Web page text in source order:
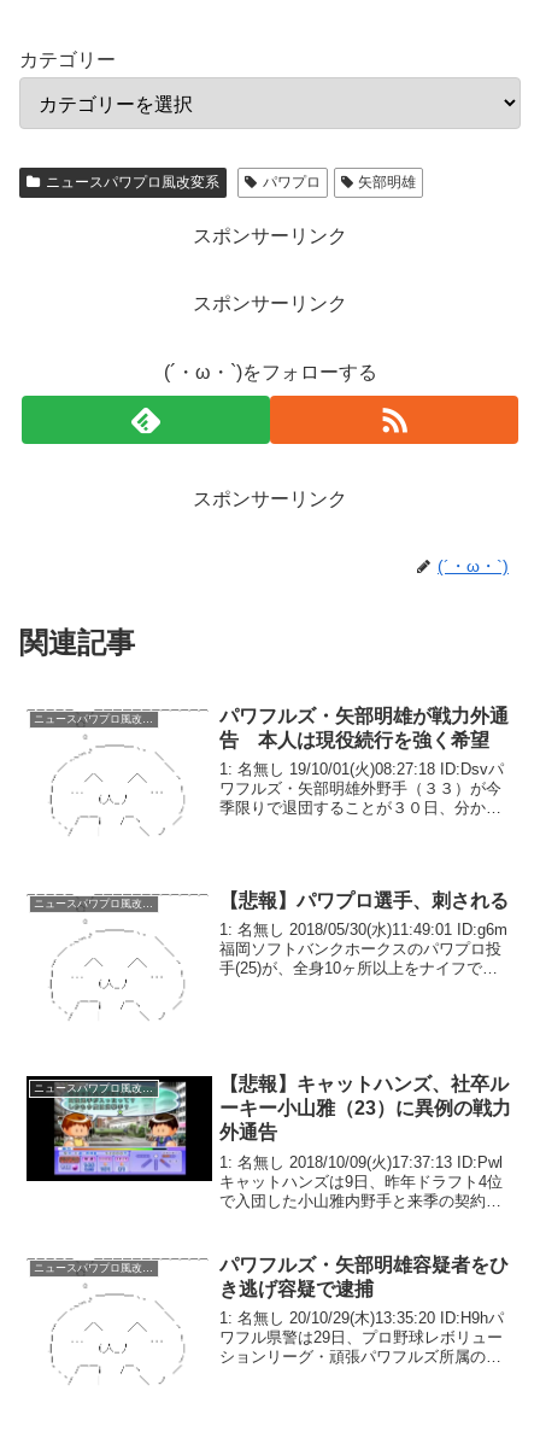
カテゴリー
ニュースパワプロ風改変系 パワプロ 矢部明雄
スポンサーリンク
スポンサーリンク
(´・ω・`)をフォローする
スポンサーリンク
(´・ω・`)
関連記事
パワフルズ・矢部明雄が戦力外通
告 本人は現役続行を強く希望
1: 名無し 19/10/01(火)08:27:18 ID:Dsvパ
ワフルズ・矢部明雄外野手（３３）が今
季限りで退団することが３０日、分かっ
【悲報】パワプロ選手、刺される
1: 名無し 2018/05/30(水)11:49:01 ID:g6m
福岡ソフトバンクホークスのパワプロ投
手(25)が、全身10ヶ所以上をナイフで刺
ニュースパワプロ風改変系
【悲報】キャットハンズ、社卒ル
ーキー小山雅（23）に異例の戦力
外通告
1: 名無し 2018/10/09(火)17:37:13 ID:Pwl
キャットハンズは9日、昨年ドラフト4位
で入団した小山雅内野手と来季の契約を
野球初の女性内野手としてキ...
パワフルズ・矢部明雄容疑者をひ
き逃げ容疑で逮捕
1: 名無し 20/10/29(木)13:35:20 ID:H9hパ
ワフル県警は29日、プロ野球レボリュー
ションリーグ・頑張パワフルズ所属の矢